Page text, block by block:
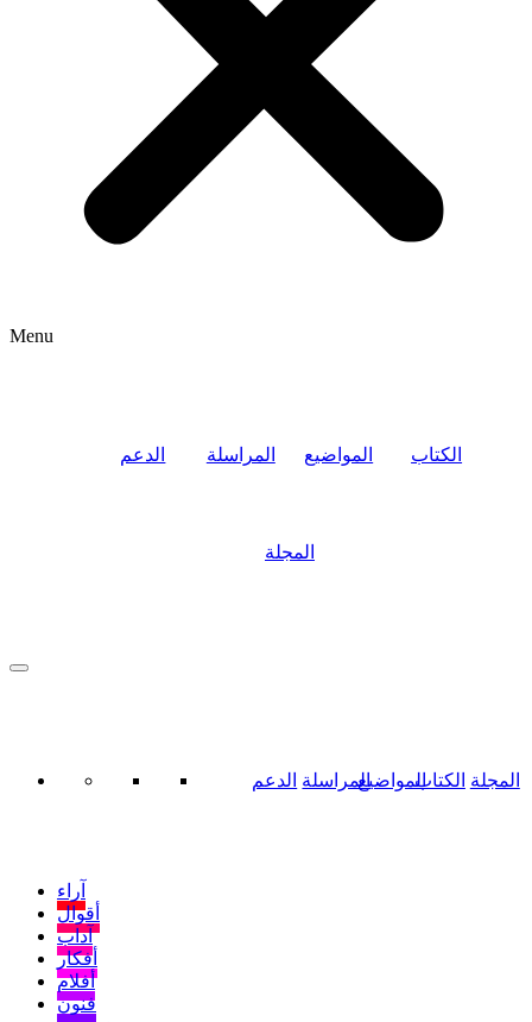
Menu
الدعم المراسلة المواضيع الكتاب
المجلة
الدعم المراسلةالمواضيعالكتاب المجلة
آراء
أقوال
آداب
أفكار
أفلام
فنون